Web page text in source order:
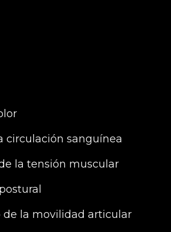
circulación sanguínea
la tensión muscular
de la movilidad articular